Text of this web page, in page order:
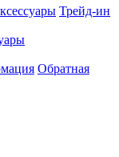
Трейд-ин
Обратная